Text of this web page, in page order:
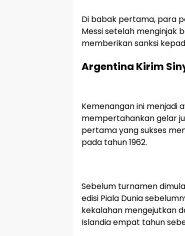
Di babak pertama, para
Messi setelah menginjak
memberikan sanksi
Argentina Kirim
Kemenangan ini menjadi
mempertahankan gelar
pertama yang sukses
pada tahun 1962.
Sebelum turnamen
edisi Piala Dunia
kekalahan mengejutkan
Islandia empat tahun